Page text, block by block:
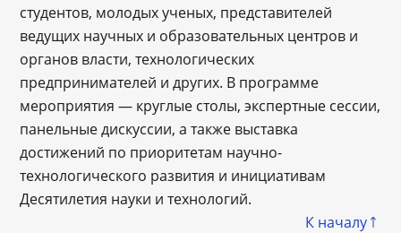
студентов, молодых ученых, представителей
ведущих научных и образовательных центров и
органов власти, технологических
предпринимателей и других. В программе
мероприятия ― круглые столы, экспертные сессии,
панельные дискуссии, а также выставка
достижений по приоритетам научно-
технологического развития и инициативам
Десятилетия науки и технологий.
К началу